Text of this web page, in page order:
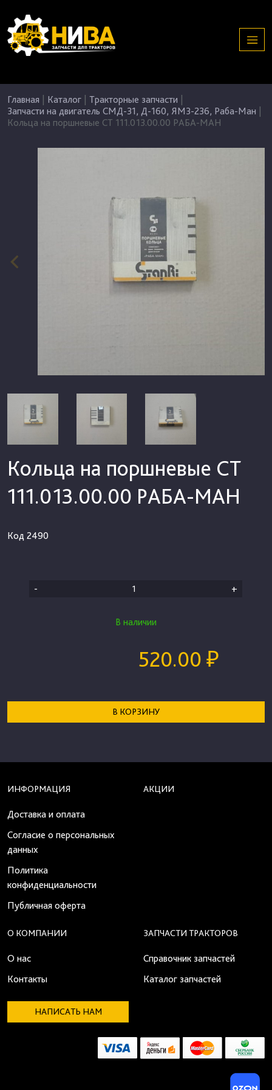
Главная Каталог Тракторные запчасти
Запчасти на двигатель СМД-31, Д-160, ЯМЗ-236, Раба-Ман
Кольца на поршневые СТ 111.013.00.00 РАБА-МАН
Кольца на поршневые СТ
111.013.00.00 РАБА-МАН
Код 2490
- +
В наличии
520.00 ₽
В КОРЗИНУ
ИНФОРМАЦИЯ
Доставка и оплата
Согласие о персональных
данных
Политика
конфиденциальности
Публичная оферта
АКЦИИ
О КОМПАНИИ
О нас
Контакты
ЗАПЧАСТИ ТРАКТОРОВ
Справочник запчастей
Каталог запчастей
НАПИСАТЬ НАМ